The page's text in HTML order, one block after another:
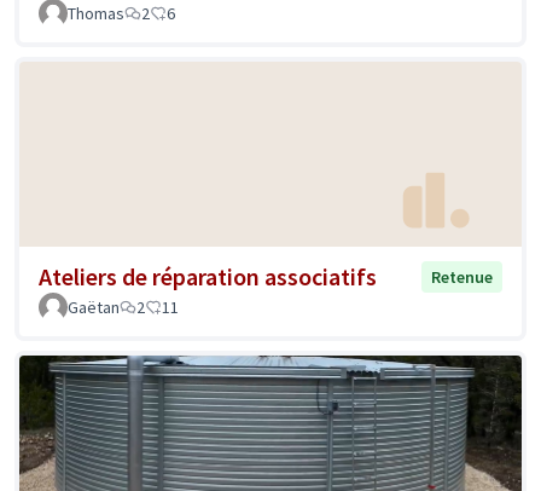
Thomas
2 6
Ateliers de réparation associatifs
Retenue
Gaëtan
2 11